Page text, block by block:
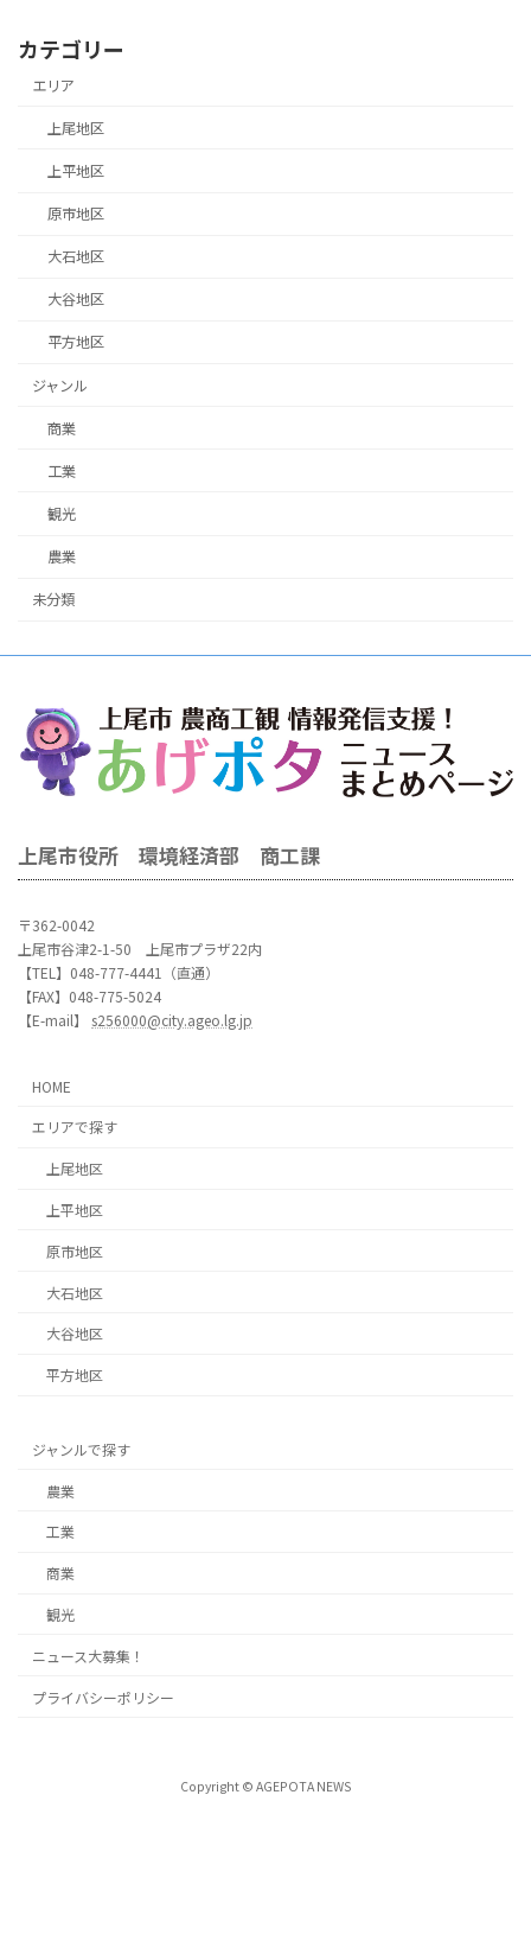
カテゴリー
エリア
上尾地区
上平地区
原市地区
大石地区
大谷地区
平方地区
ジャンル
商業
工業
観光
農業
未分類
上尾市役所 環境経済部 商工課
〒362-0042
上尾市谷津2-1-50 上尾市プラザ22内
【TEL】048-777-4441（直通）
【FAX】048-775-5024
【E-mail】 s256000@city.ageo.lg.jp
HOME
エリアで探す
上尾地区
上平地区
原市地区
大石地区
大谷地区
平方地区
ジャンルで探す
農業
工業
商業
観光
ニュース大募集！
プライバシーポリシー
Copyright © AGEPOTA NEWS